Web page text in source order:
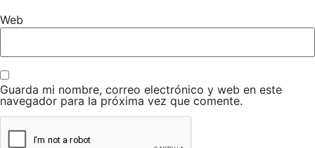
Web
Guarda mi nombre, correo electrónico y web en este
navegador para la próxima vez que comente.